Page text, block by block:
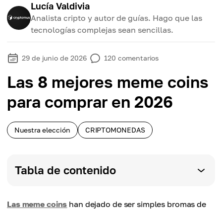
Lucía Valdivia
Analista cripto y autor de guías. Hago que las
tecnologías complejas sean sencillas.
29 de junio de 2026 120 comentarios
Las 8 mejores meme coins
para comprar en 2026
Nuestra elección CRIPTOMONEDAS
Tabla de contenido
Las meme coins han dejado de ser simples bromas de